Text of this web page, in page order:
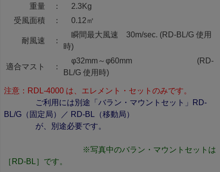
重量 ：
2.3Kg
受風面積 ：
0.12㎡
耐風速 ：
瞬間最大風速 30m/sec. (RD-BL/G 使用
時)
適合マスト ：
φ32mm～φ60mm (RD-
BL/G 使用時)
注意：RDL-4000 は、エレメント・セットのみです。
ご利用には別途「バラン・マウントセット」RD-
BL/G（固定局）／ RD-BL（移動局）
が、別途必要です。
※写真中のバラン・マウントセットは
［RD-BL］です。